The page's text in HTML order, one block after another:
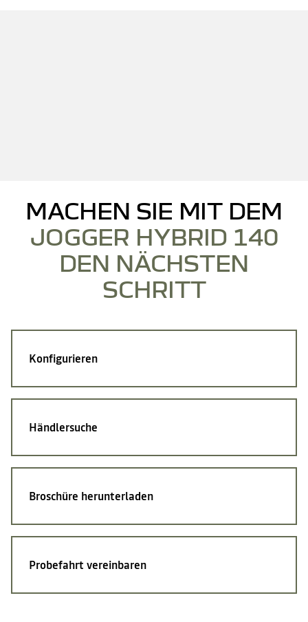
MACHEN SIE MIT DEM
JOGGER HYBRID 140
DEN NÄCHSTEN
SCHRITT
Konfigurieren
Händlersuche
Broschüre herunterladen
Probefahrt vereinbaren